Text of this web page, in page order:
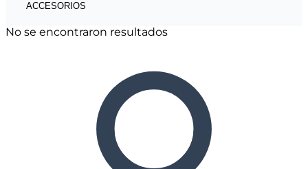
ACCESORIOS
No se encontraron resultados